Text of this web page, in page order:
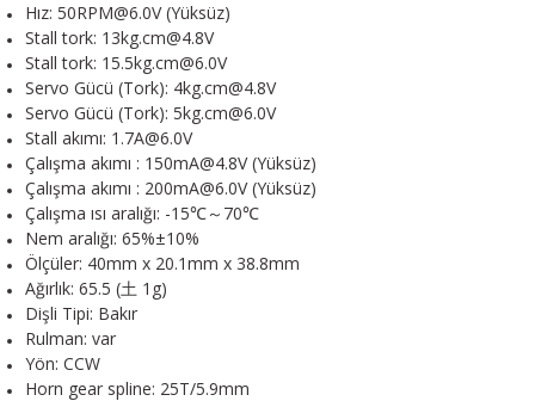
Hız: 50RPM@6.0V (Yüksüz)
Stall tork: 13kg.cm@4.8V
Stall tork: 15.5kg.cm@6.0V
Servo Gücü (Tork): 4kg.cm@4.8V
Servo Gücü (Tork): 5kg.cm@6.0V
Stall akımı: 1.7A@6.0V
Çalışma akımı : 150mA@4.8V (Yüksüz)
Çalışma akımı : 200mA@6.0V (Yüksüz)
Çalışma ısı aralığı: -15℃～70℃
Nem aralığı: 65%±10%
Ölçüler: 40mm x 20.1mm x 38.8mm
Ağırlık: 65.5 (土 1g)
Dişli Tipi: Bakır
Rulman: var
Yön: CCW
Horn gear spline: 25T/5.9mm